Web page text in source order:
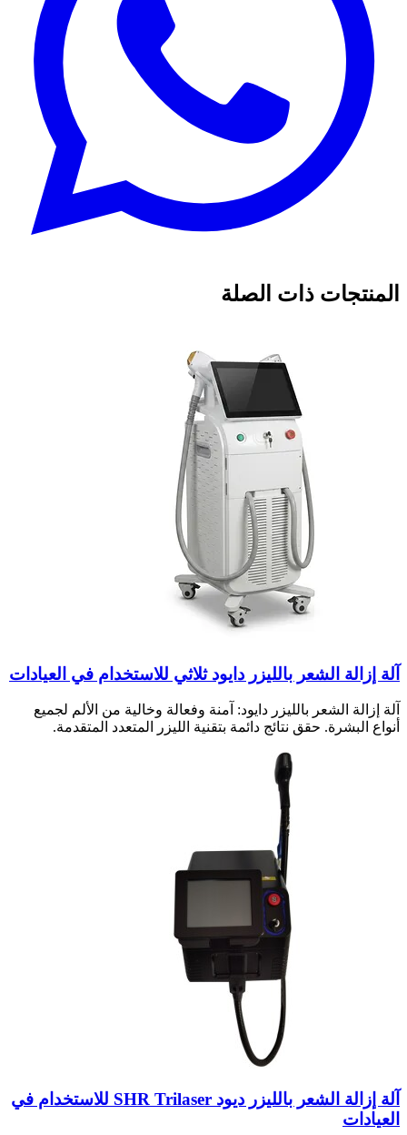
المنتجات ذات الصلة
آلة إزالة الشعر بالليزر دايود ثلاثي للاستخدام في العيادات
آلة إزالة الشعر بالليزر دايود: آمنة وفعالة وخالية من الألم لجميع
أنواع البشرة. حقق نتائج دائمة بتقنية الليزر المتعدد المتقدمة.
آلة إزالة الشعر بالليزر ديود SHR Trilaser للاستخدام في
العيادات